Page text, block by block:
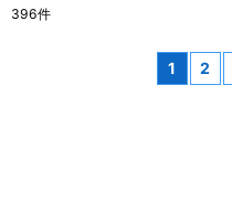
396件
1 2